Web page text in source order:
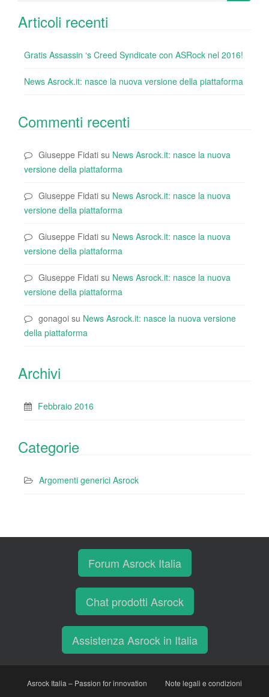
Articoli recenti
Gratis Assassin ‘s Creed Syndicate con ASRock nel 2016!
News Asrock.it: nasce la nuova versione della piattaforma
Commenti recenti
Giuseppe Fidati su News Asrock.it: nasce la nuova
versione della piattaforma
Giuseppe Fidati su News Asrock.it: nasce la nuova
versione della piattaforma
Giuseppe Fidati su News Asrock.it: nasce la nuova
versione della piattaforma
Giuseppe Fidati su News Asrock.it: nasce la nuova
versione della piattaforma
gonagoi su News Asrock.it: nasce la nuova versione
della piattaforma
Archivi
Febbraio 2016
Categorie
Argomenti generici Asrock
Forum Asrock Italia
Chat prodotti Asrock
Assistenza Asrock in Italia
Asrock Italia – Passion for innovation Note legali e condizioni